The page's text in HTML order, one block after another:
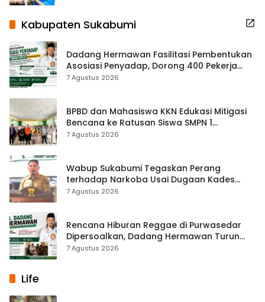
Kabupaten Sukabumi
Dadang Hermawan Fasilitasi Pembentukan
Asosiasi Penyadap, Dorong 400 Pekerja
Dapat Perlindungan BPJS
7 Agustus 2026
BPBD dan Mahasiswa KKN Edukasi Mitigasi
Bencana ke Ratusan Siswa SMPN 1
Simpenan
7 Agustus 2026
Wabup Sukabumi Tegaskan Perang
terhadap Narkoba Usai Dugaan Kades
Terlibat
7 Agustus 2026
Rencana Hiburan Reggae di Purwasedar
Dipersoalkan, Dadang Hermawan Turun
Memfasilitasi Musyawarah
7 Agustus 2026
Life